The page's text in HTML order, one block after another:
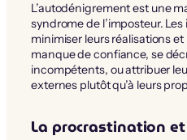
L’autodénigrement est une
syndrome de l’imposteur.
minimiser leurs réalisations
manque de confiance, se
incompétents, ou attribuer
externes plutôt qu’à leurs
La procrastination